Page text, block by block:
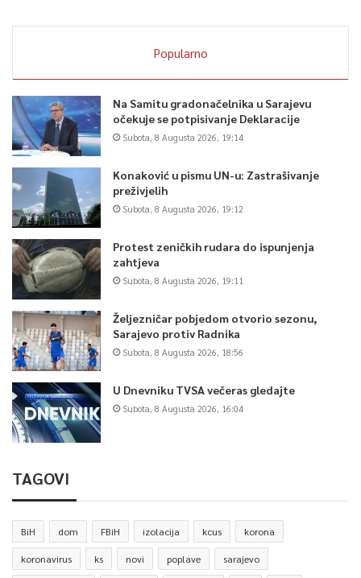
Popularno
Na Samitu gradonačelnika u Sarajevu
očekuje se potpisivanje Deklaracije
Subota, 8 Augusta 2026, 19:14
Konaković u pismu UN-u: Zastrašivanje
preživjelih
Subota, 8 Augusta 2026, 19:12
Protest zeničkih rudara do ispunjenja
zahtjeva
Subota, 8 Augusta 2026, 19:11
Željezničar pobjedom otvorio sezonu,
Sarajevo protiv Radnika
Subota, 8 Augusta 2026, 18:56
U Dnevniku TVSA večeras gledajte
Subota, 8 Augusta 2026, 16:04
TAGOVI
BiH dom FBiH izolacija kcus korona
koronavirus ks novi poplave sarajevo